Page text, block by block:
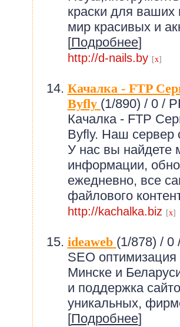
краски для ваших
мир красивых и
[Подробнее]
http://d-nails.by [x]
Качалка - FTP
Byfly (1/890) /0 /
Качалка - FTP
Byfly. Наш сервер
У нас вы найдете
информации,
ежедневно, все
файлового
http://kachalka.biz [x]
ideaweb (1/878) /0
SEO
Минске и
и поддержка
уникальных,
[Подробнее]